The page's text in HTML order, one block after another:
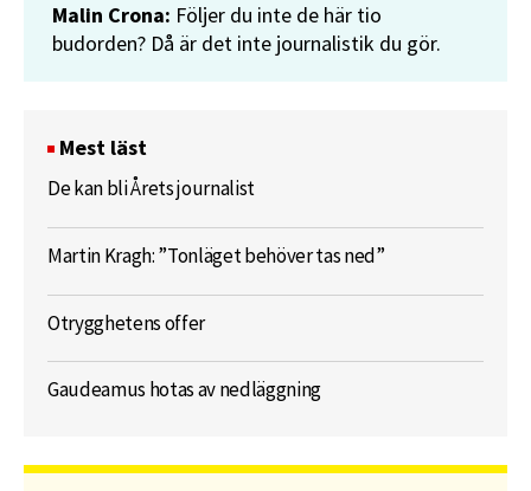
Malin Crona: Följer du inte de här tio
budorden? Då är det inte journalistik du gör.
Mest läst
De kan bli Årets journalist
Martin Kragh: ”Tonläget behöver tas ned”
Otrygghetens offer
Gaudeamus hotas av nedläggning